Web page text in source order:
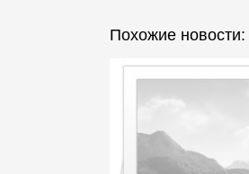
Похожие новости: